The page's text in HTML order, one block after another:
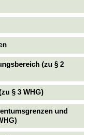
(zu § 2
§ 3 WHG)
und